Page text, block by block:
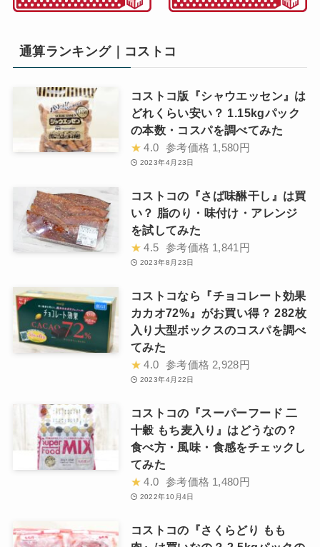
通算ランキング｜コストコ
コストコ版『シャウエッセン』は
どれくらい安い？ 1.15kgパック
の本数・コスパを調べてみた
★ 4.0 参考価格 1,580円
2023年4月23日
コストコの『さば味醂干し』は買
い？ 脂のり・味付け・アレンジ
を試してみた
★ 4.5 参考価格 1,841円
2023年8月23日
コストコなら『チョコレート効果
カカオ72%』がお買い得？ 282枚
入り大型ボックスのコスパを調べ
てみた
★ 4.0 参考価格 2,928円
2023年4月22日
コストコの『スーパーフード 二
十穀 もち麦入り』はどうなの？
食べ方・風味・食感をチェックし
てみた
★ 4.0 参考価格 1,480円
2022年10月4日
コストコの『さくらどり もも